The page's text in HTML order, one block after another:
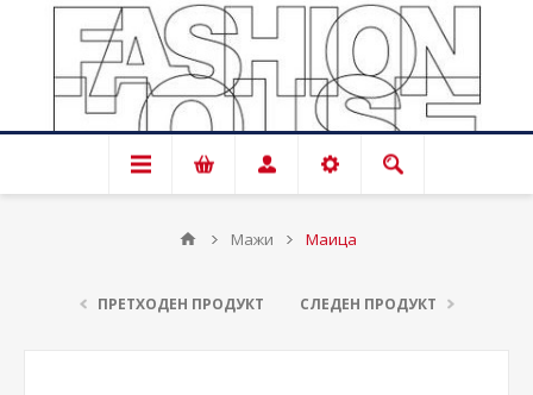
Мажи Маица
ПРЕТХОДЕН ПРОДУКТ СЛЕДЕН ПРОДУКТ